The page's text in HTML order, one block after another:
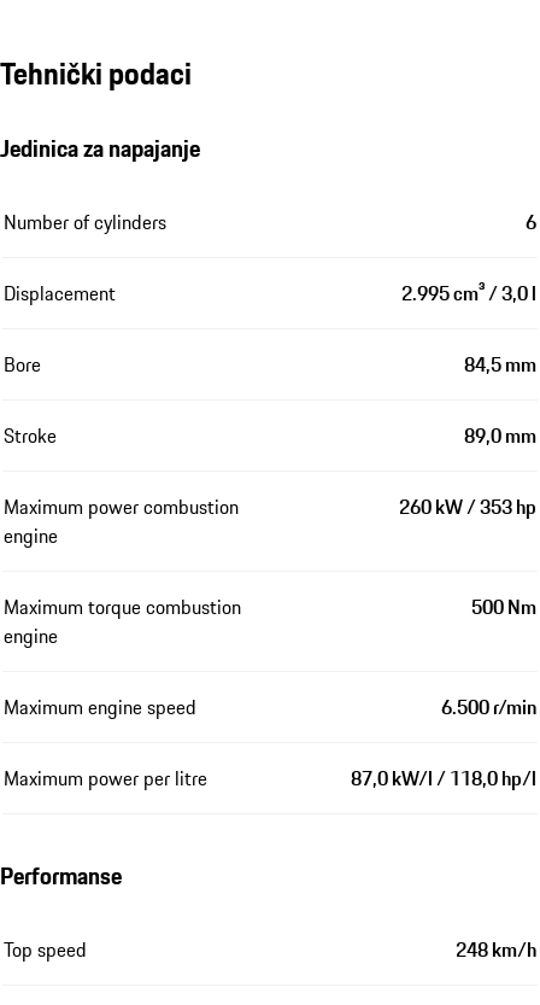
Tehnički podaci
Jedinica za napajanje
Number of cylinders 6
Displacement 2.995 cm³ / 3,0 l
Bore 84,5 mm
Stroke 89,0 mm
Maximum power combustion
engine
260 kW / 353 hp
Maximum torque combustion
engine
500 Nm
Maximum engine speed 6.500 r/min
Maximum power per litre 87,0 kW/l / 118,0 hp/l
Performanse
Top speed 248 km/h